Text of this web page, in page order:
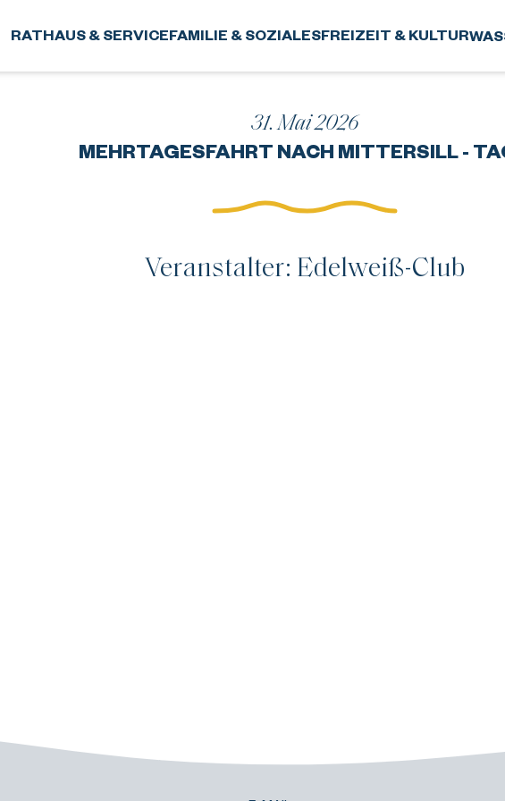
RATHAUS & SERVICEFAMILIE & SOZIALESFREIZEIT & KULTUR
31. Mai 2026
MEHRTAGESFAHRT NACH MITTERSILL -
Veranstalter: Edelweiß-Club